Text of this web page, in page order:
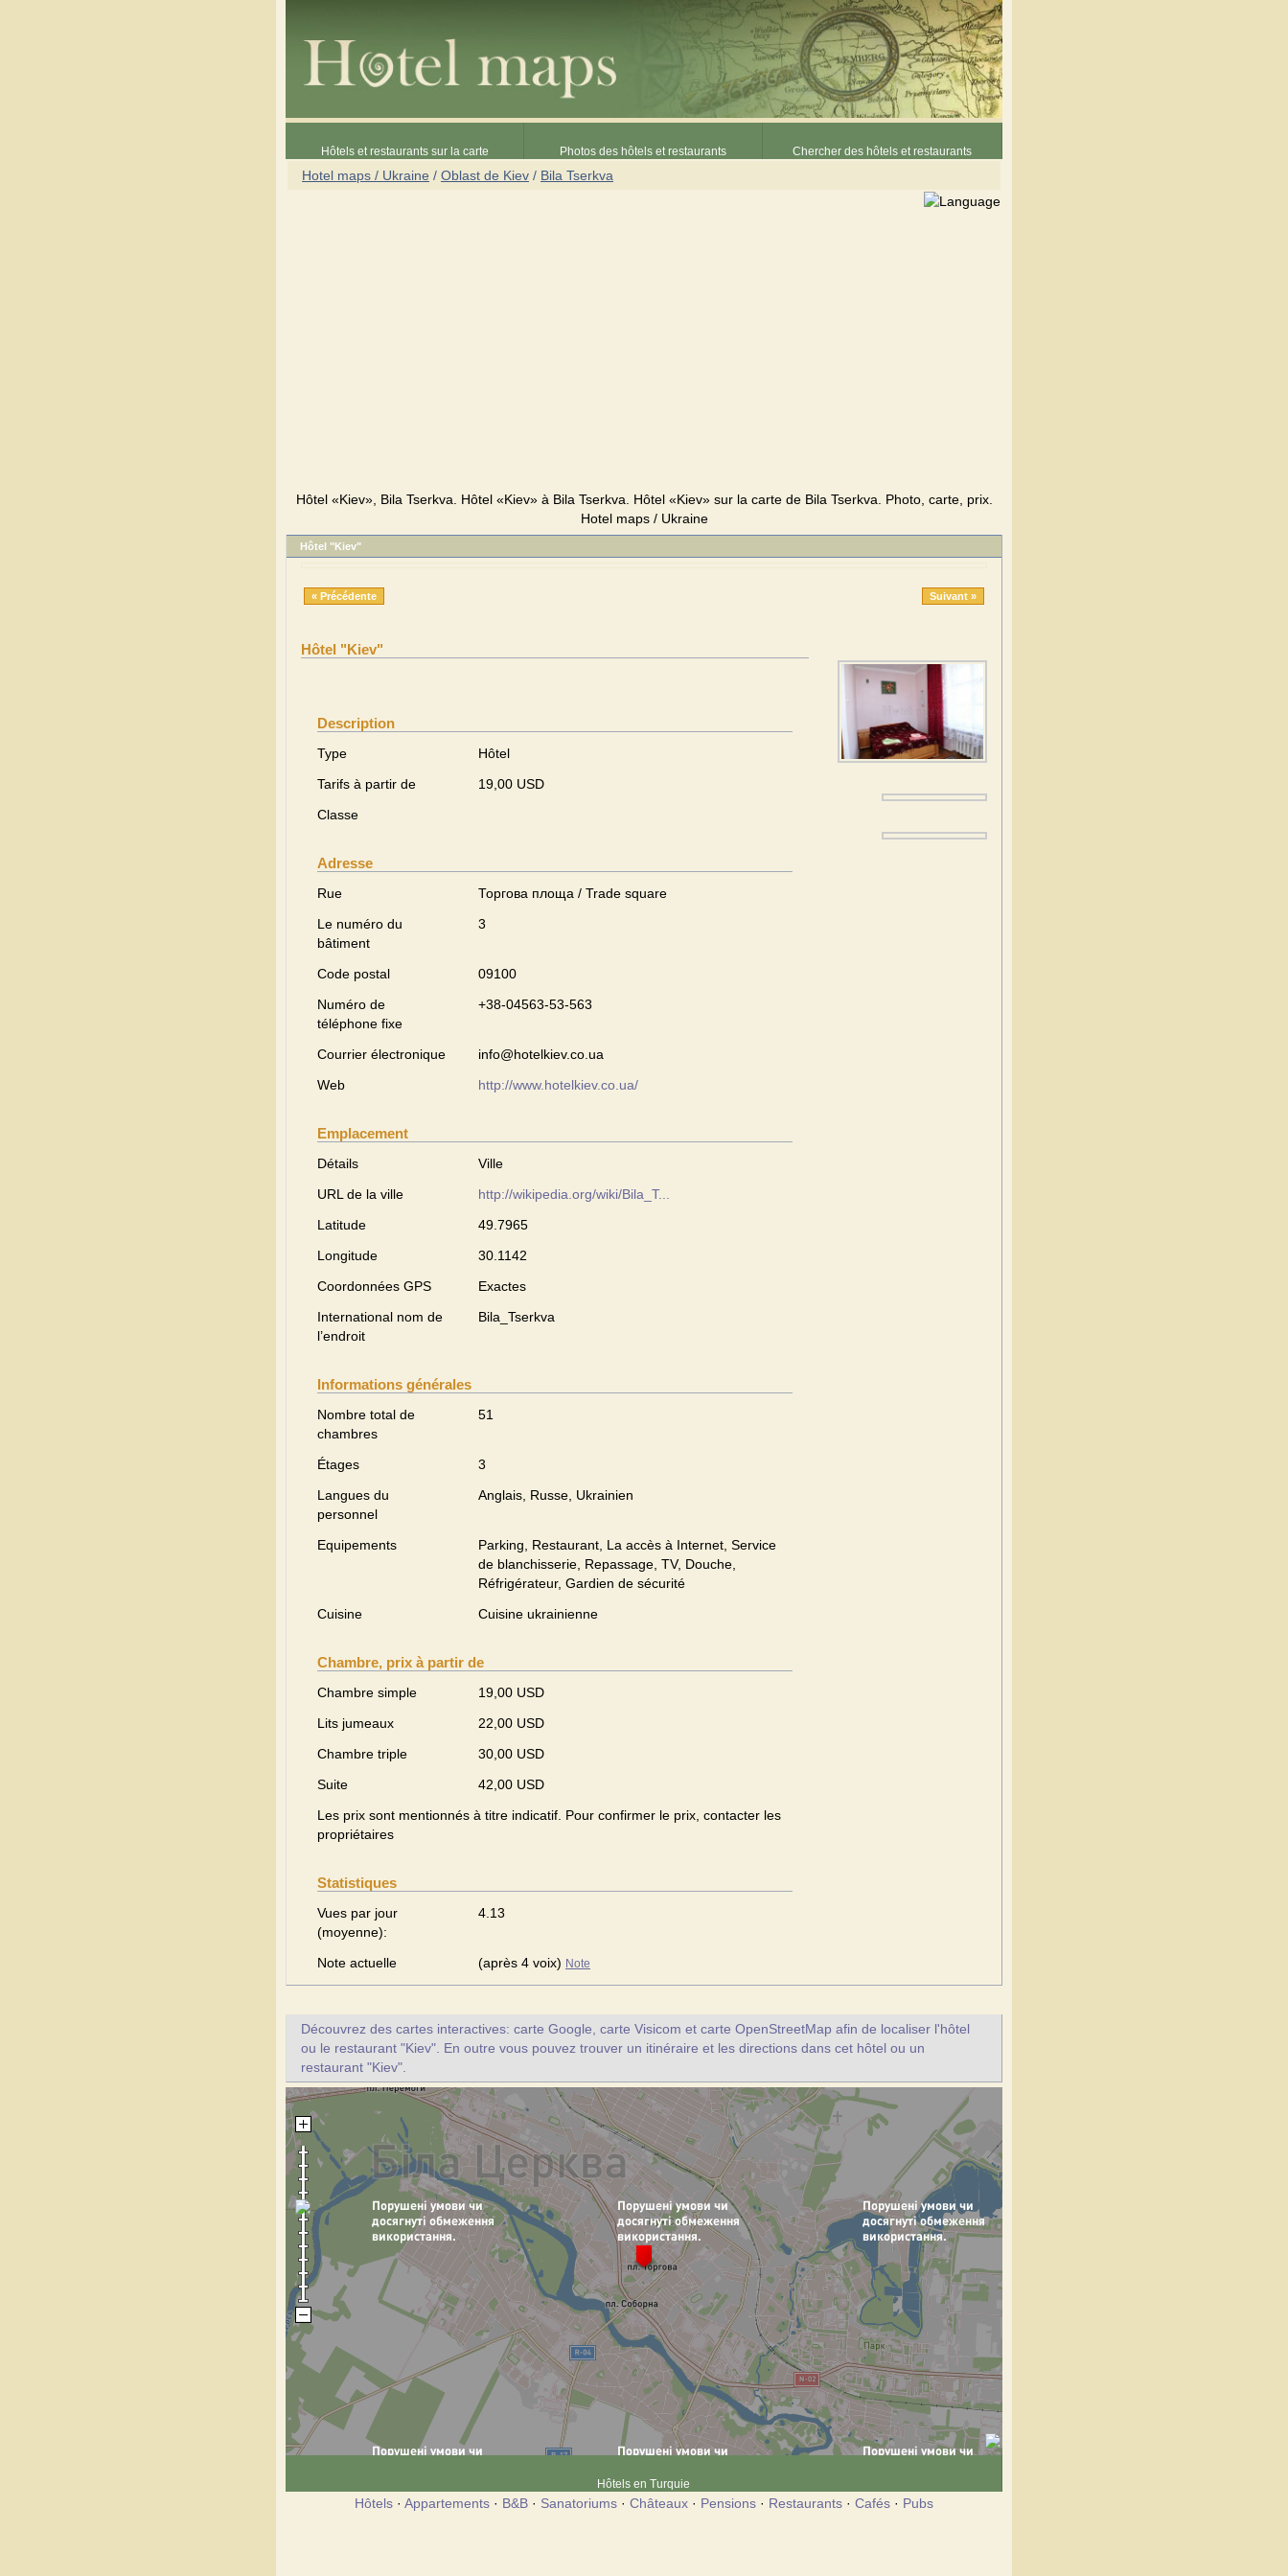
Hôtels et restaurants sur la carte Photos des hôtels et restaurants Chercher des hôtels et restaurants
Hotel maps / Ukraine / Oblast de Kiev / Bila Tserkva
Hôtel «Kiev», Bila Tserkva. Hôtel «Kiev» à Bila Tserkva. Hôtel «Kiev» sur la carte de Bila Tserkva. Photo, carte, prix.
Hotel maps / Ukraine
Hôtel "Kiev"
« Précédente Suivant »
Hôtel "Kiev"
Description
Type
Hôtel
Tarifs à partir de
19,00 USD
Classe
Adresse
Rue
Торгова площа / Trade square
Le numéro du
bâtiment
3
Code postal
09100
Numéro de
téléphone fixe
+38-04563-53-563
Courrier électronique
info@hotelkiev.co.ua
Web
http://www.hotelkiev.co.ua/
Emplacement
Détails
Ville
URL de la ville
http://wikipedia.org/wiki/Bila_T...
Latitude
49.7965
Longitude
30.1142
Coordonnées GPS
Exactes
International nom de
l’endroit
Bila_Tserkva
Informations générales
Nombre total de
chambres
51
Étages
3
Langues du
personnel
Anglais, Russe, Ukrainien
Equipements
Parking, Restaurant, La accès à Internet, Service
de blanchisserie, Repassage, TV, Douche,
Réfrigérateur, Gardien de sécurité
Cuisine
Cuisine ukrainienne
Chambre, prix à partir de
Chambre simple
19,00 USD
Lits jumeaux
22,00 USD
Chambre triple
30,00 USD
Suite
42,00 USD
Les prix sont mentionnés à titre indicatif. Pour confirmer le prix, contacter les
propriétaires
Statistiques
Vues par jour
(moyenne):
4.13
Note actuelle (après 4 voix) Note
Découvrez des cartes interactives: carte Google, carte Visicom et carte OpenStreetMap afin de localiser l'hôtel
ou le restaurant "Kiev". En outre vous pouvez trouver un itinéraire et les directions dans cet hôtel ou un
restaurant "Kiev".
Hôtels en Turquie
Hôtels · Appartements · B&B · Sanatoriums · Châteaux · Pensions · Restaurants · Cafés · Pubs